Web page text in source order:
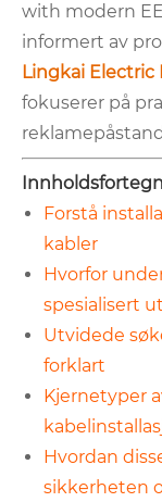
with modern
informert av
Lingkai Electric
fokuserer på
Forstå
kabler
Hvorfor
spesialisert
Utvidede
forklart
Kjernetyper
Hvordan
sikkerheten